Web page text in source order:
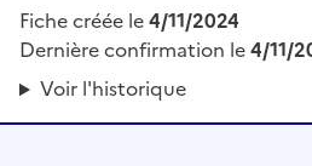
Fiche créée le4/11/2024
Dernière confirmation le4/11/
Voir l'historique